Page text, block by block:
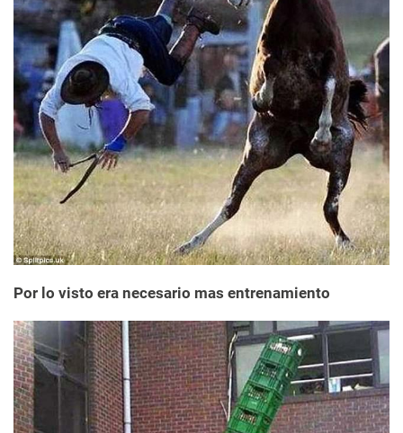
Por lo visto era necesario mas entrenamiento